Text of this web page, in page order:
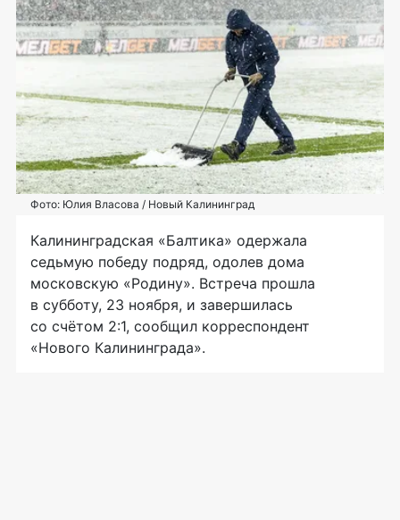
Фото: Юлия Власова / Новый Калининград
Калининградская «Балтика» одержала
седьмую победу подряд, одолев дома
московскую «Родину». Встреча прошла
в субботу, 23 ноября, и завершилась
со счётом 2:1, сообщил корреспондент
«Нового Калининграда».